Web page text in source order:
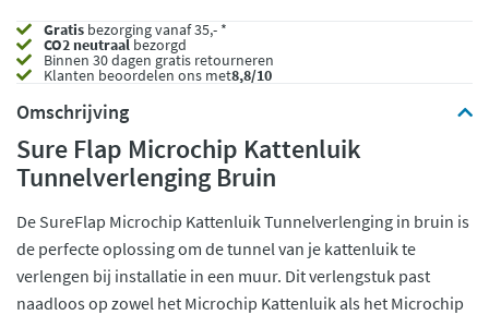
Gratis bezorging vanaf 35,- *
CO2 neutraalbezorgd
Binnen 30 dagen gratis retourneren
Klanten beoordelen ons met8,8/10
Omschrijving
Sure Flap Microchip Kattenluik
Tunnelverlenging Bruin
De SureFlap Microchip Kattenluik Tunnelverlenging in bruin is
de perfecte oplossing om de tunnel van je kattenluik te
verlengen bij installatie in een muur. Dit verlengstuk past
naadloos op zowel het Microchip Kattenluik als het Microchip